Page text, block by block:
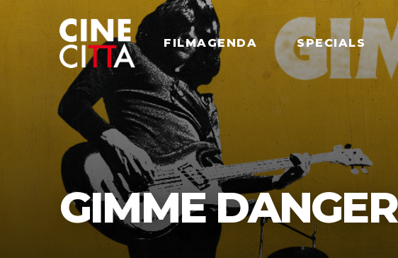
FILMAGENDA SPECIALS
GIMME DANGER